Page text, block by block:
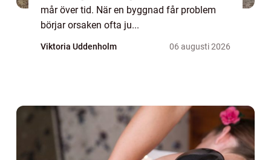
mår över tid. När en byggnad får problem
börjar orsaken ofta ju...
Viktoria Uddenholm 06 augusti 2026